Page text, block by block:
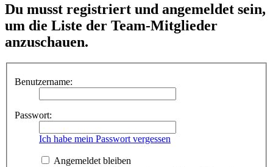
Du musst registriert und angemeldet sein,
um die Liste der Team-Mitglieder
anzuschauen.
Benutzername:
Passwort:
Ich habe mein Passwort vergessen
Angemeldet bleiben